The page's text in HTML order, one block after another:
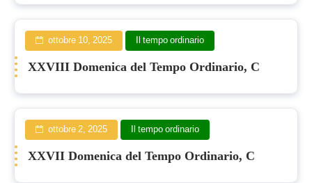
ottobre 10, 2025 Il tempo ordinario
XXVIII Domenica del Tempo Ordinario, C
ottobre 2, 2025 Il tempo ordinario
XXVII Domenica del Tempo Ordinario, C